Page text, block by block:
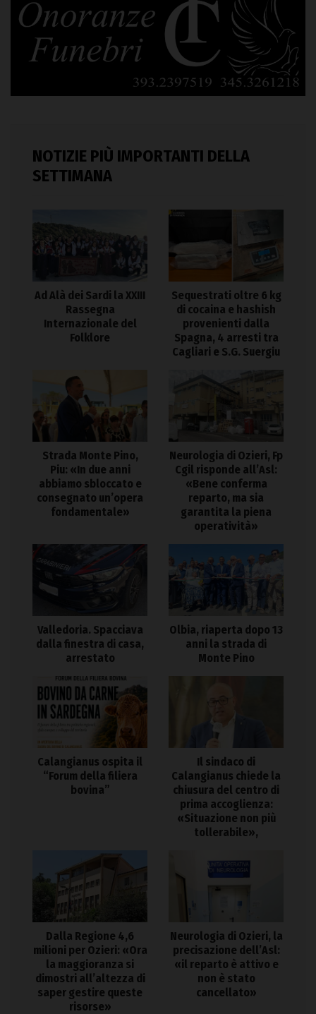
NOTIZIE PIÙ IMPORTANTI DELLA
SETTIMANA
Ad Alà dei Sardi la XXIII
Rassegna
Internazionale del
Folklore
Sequestrati oltre 6 kg
di cocaina e hashish
provenienti dalla
Spagna, 4 arresti tra
Cagliari e S.G. Suergiu
Strada Monte Pino,
Piu: «In due anni
abbiamo sbloccato e
consegnato un’opera
fondamentale»
Neurologia di Ozieri, Fp
Cgil risponde all’Asl:
«Bene conferma
reparto, ma sia
garantita la piena
operatività»
Valledoria. Spacciava
dalla finestra di casa,
arrestato
Olbia, riaperta dopo 13
anni la strada di
Monte Pino
Calangianus ospita il
“Forum della filiera
bovina”
Il sindaco di
Calangianus chiede la
chiusura del centro di
prima accoglienza:
«Situazione non più
tollerabile»,
Dalla Regione 4,6
milioni per Ozieri: «Ora
la maggioranza si
dimostri all’altezza di
saper gestire queste
risorse»
Neurologia di Ozieri, la
precisazione dell’Asl:
«il reparto è attivo e
non è stato
cancellato»